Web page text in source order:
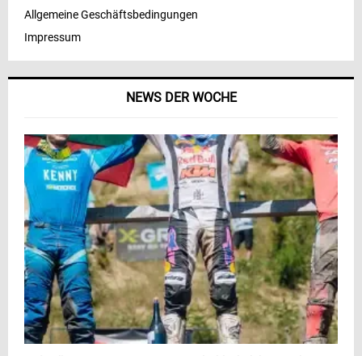
NEWS DER WOCHE
Allgemeine Geschäftsbedingungen
Impressum